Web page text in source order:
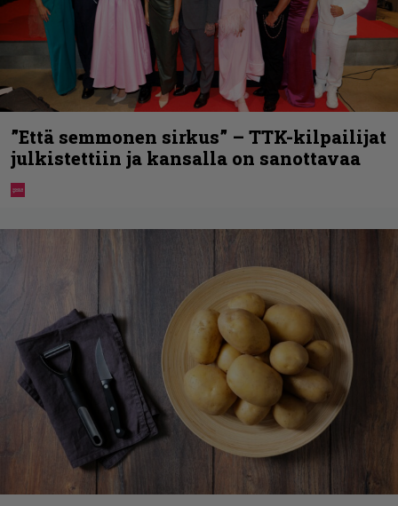
”Että semmonen sirkus” – TTK-kilpailijat
julkistettiin ja kansalla on sanottavaa